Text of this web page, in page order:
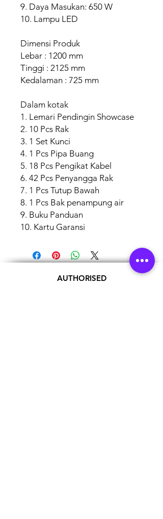
9. Daya Masukan: 650 W
10. Lampu LED
Dimensi Produk
Lebar : 1200 mm
Tinggi : 2125 mm
Kedalaman : 725 mm
Dalam kotak
1. Lemari Pendingin Showcase
2. 10 Pcs Rak
3. 1 Set Kunci
4. 1 Pcs Pipa Buang
5. 18 Pcs Pengikat Kabel
6. 42 Pcs Penyangga Rak
7. 1 Pcs Tutup Bawah
8. 1 Pcs Bak penampung air
9. Buku Panduan
10. Kartu Garansi
AUTHORISED